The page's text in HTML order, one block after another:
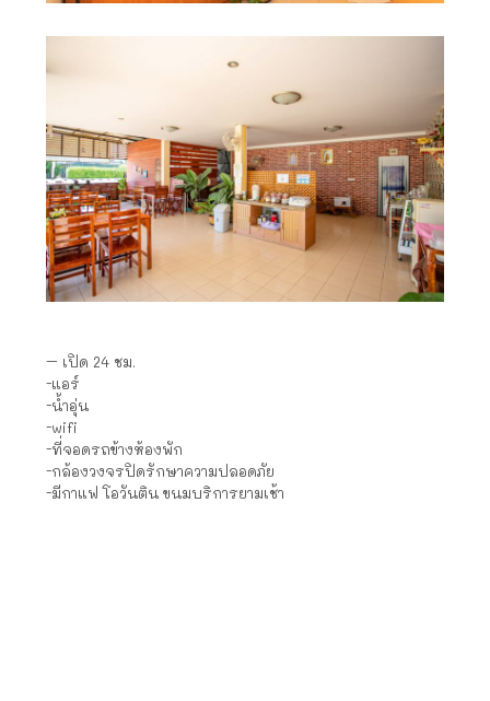
– เปิด 24 ชม.
-แอร์
-น้ำอุ่น
-wifi
-ที่จอดรถข้างห้องพัก
-กล้องวงจรปิดรักษาความปลอดภัย
-มีกาแฟ โอวันติน ขนมบริการยามเช้า